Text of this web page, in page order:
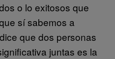
o lo exitosos que
sí sabemos a
que dos personas
juntas es la